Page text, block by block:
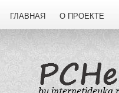
ГЛАВНАЯ О ПРОЕКТЕ